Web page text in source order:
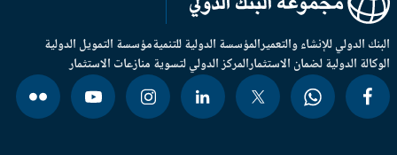
الدولي للإنشاء والتعميرالمؤسسة الدولية للتنميةمؤسسة التمويل الدولية
الدولية لضمان الاستثمارالمركز الدولي لتسوية منازعات الاستثمار